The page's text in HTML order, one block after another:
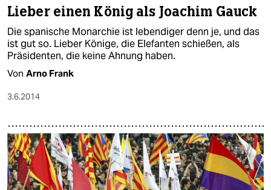
Lieber einen König als Joachim Gauck
Die spanische Monarchie ist lebendiger denn je, und das
ist gut so. Lieber Könige, die Elefanten schießen, als
Präsidenten, die keine Ahnung haben.
Von Arno Frank
3.6.2014